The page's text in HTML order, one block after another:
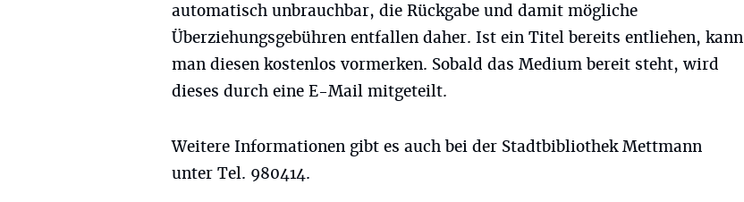
automatisch unbrauchbar, die Rückgabe und damit mögliche
Überziehungsgebühren entfallen daher. Ist ein Titel bereits entliehen, kann
man diesen kostenlos vormerken. Sobald das Medium bereit steht, wird
dieses durch eine E-Mail mitgeteilt.
Weitere Informationen gibt es auch bei der Stadtbibliothek Mettmann
unter Tel. 980414.